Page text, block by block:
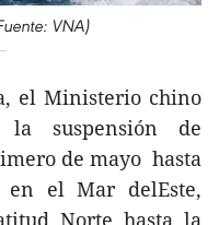
VNA)
el Ministerio chino
suspensión de
de mayo hasta
el Mar delEste,
Norte hasta la